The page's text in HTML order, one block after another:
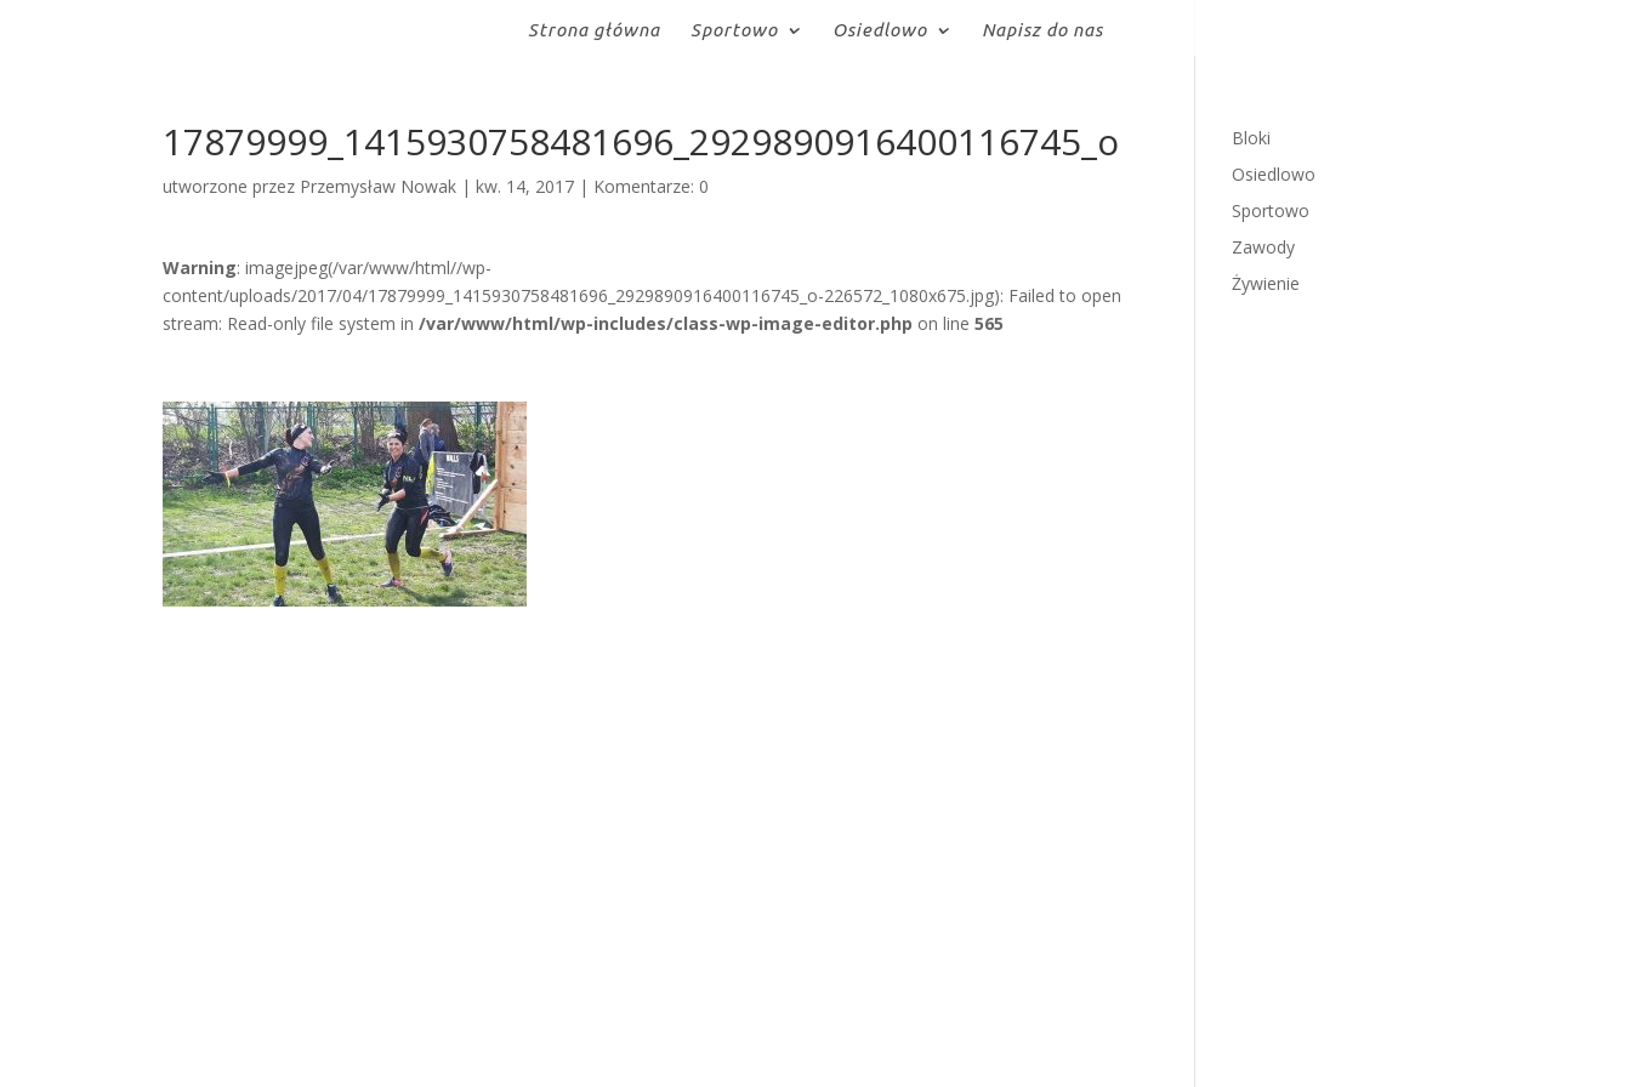
Strona główna Sportowo Osiedlowo Napisz do nas
17879999_1415930758481696_2929890916400116745_o
utworzone przez Przemysław Nowak |kw. 14, 2017 | Komentarze: 0
Warning: imagejpeg(/var/www/html//wp-
content/uploads/2017/04/17879999_1415930758481696_2929890916400116745_o-226572_1080x675.jpg): Failed to open
stream: Read-only file system in/var/www/html/wp-includes/class-wp-image-editor.php on line565
Bloki
Osiedlowo
Sportowo
Zawody
Żywienie